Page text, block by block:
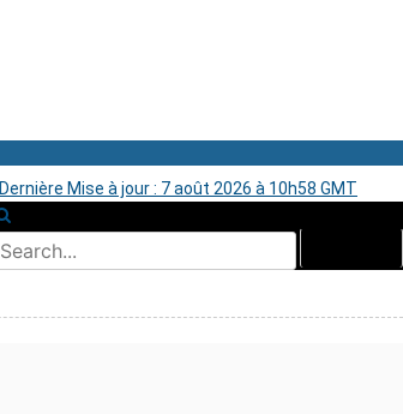
Dernière Mise à jour : 7 août 2026 à 10h58 GMT